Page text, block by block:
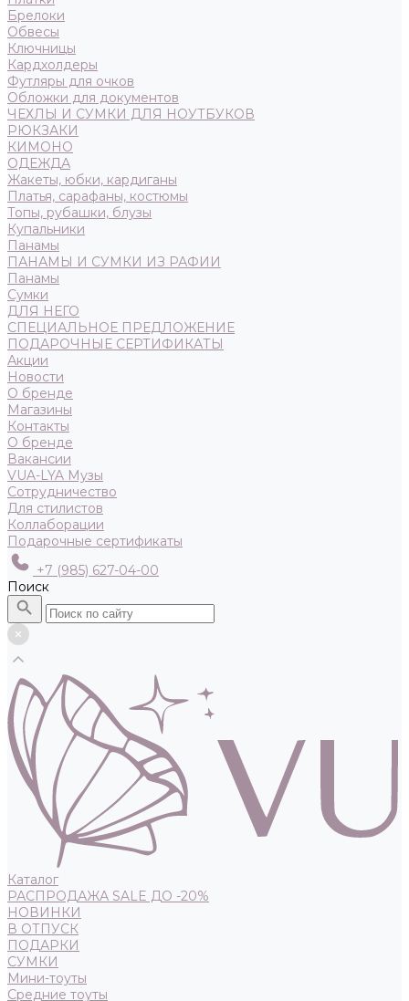
Брелоки
Обвесы
Ключницы
Кардхолдеры
Футляры для очков
Обложки для документов
ЧЕХЛЫ И СУМКИ ДЛЯ НОУТБУКОВ
РЮКЗАКИ
КИМОНО
ОДЕЖДА
Жакеты, юбки, кардиганы
Платья, сарафаны, костюмы
Топы, рубашки, блузы
Купальники
Панамы
ПАНАМЫ И СУМКИ ИЗ РАФИИ
Панамы
Сумки
ДЛЯ НЕГО
СПЕЦИАЛЬНОЕ ПРЕДЛОЖЕНИЕ
ПОДАРОЧНЫЕ СЕРТИФИКАТЫ
Акции
Новости
О бренде
Магазины
Контакты
О бренде
Вакансии
VUA-LYA Музы
Сотрудничество
Для стилистов
Коллаборации
Подарочные сертификаты
+7 (985) 627-04-00
Поиск
Каталог
РАСПРОДАЖА SALE ДО -20%
НОВИНКИ
В ОТПУСК
ПОДАРКИ
СУМКИ
Мини-тоуты
Средние тоуты